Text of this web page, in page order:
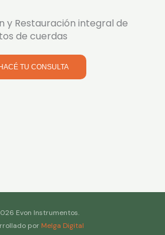
y Restauración integral de
de cuerdas
HACÉ TU CONSULTA
Evon Instrumentos.
por Melga Digital